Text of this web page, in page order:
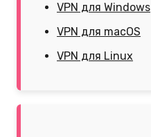
VPN для Windows
VPN для macOS
VPN для Linux